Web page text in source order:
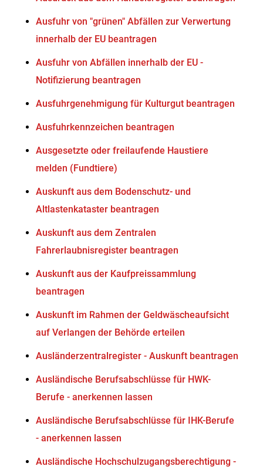
Ausfuhr von "grünen" Abfällen zur Verwertung
innerhalb der EU beantragen
Ausfuhr von Abfällen innerhalb der EU -
Notifizierung beantragen
Ausfuhrgenehmigung für Kulturgut beantragen
Ausfuhrkennzeichen beantragen
Ausgesetzte oder freilaufende Haustiere
melden (Fundtiere)
Auskunft aus dem Bodenschutz- und
Altlastenkataster beantragen
Auskunft aus dem Zentralen
Fahrerlaubnisregister beantragen
Auskunft aus der Kaufpreissammlung
beantragen
Auskunft im Rahmen der Geldwäscheaufsicht
auf Verlangen der Behörde erteilen
Ausländerzentralregister - Auskunft beantragen
Ausländische Berufsabschlüsse für HWK-
Berufe - anerkennen lassen
Ausländische Berufsabschlüsse für IHK-Berufe
- anerkennen lassen
Ausländische Hochschulzugangsberechtigung -